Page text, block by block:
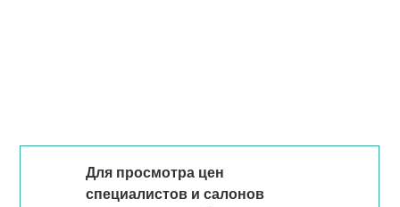
Для просмотра цен
специалистов и салонов